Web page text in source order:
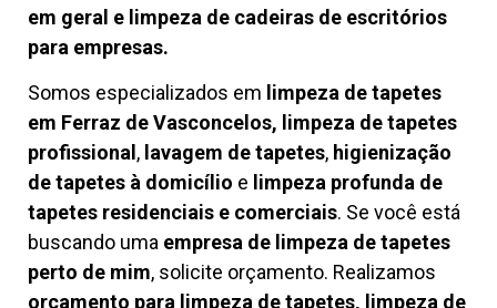
em geral e limpeza de cadeiras de escritórios
para empresas.
Somos especializados em limpeza de tapetes
em Ferraz de Vasconcelos, limpeza de tapetes
profissional , lavagem de tapetes, higienização
de tapetes à domicílio e limpeza profunda de
tapetes residenciais e comerciais. Se você está
buscando uma empresa de limpeza de tapetes
perto de mim, solicite orçamento. Realizamos
orçamento para limpeza de tapetes, limpeza de